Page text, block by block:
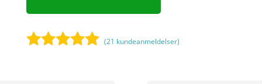
(21 kundeanmeldelser)